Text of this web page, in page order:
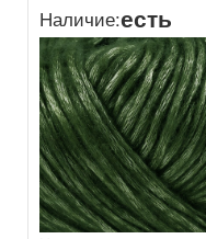
Наличие:есть